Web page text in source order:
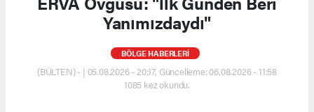
Yanımızdaydı"
BÖLGE HABERLERİ
(BÜLTEN) - | 05.08.2026 - 20:17, Güncelleme: 06.08.2026 - 11:58
1085 kez okundu.